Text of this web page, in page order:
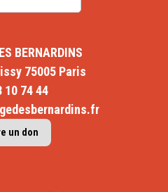
BERNARDINS
75005 Paris
10 74 44
un don